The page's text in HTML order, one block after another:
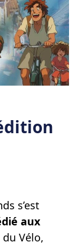
s’est
aux
Vélo,